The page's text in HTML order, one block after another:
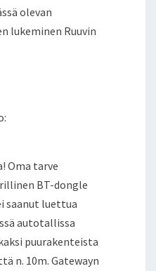
olevan
lukeminen Ruuvin
Oma tarve
BT-dongle
saanut luettua
autotallissa
puurakenteista
n. 10m. Gatewayn